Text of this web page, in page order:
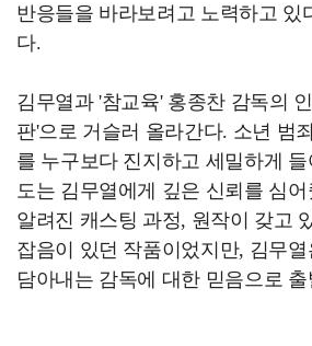
반응들을 바라보려고 노력하고 있
다.
김무열과 '참교육' 홍종찬 감독의
판'으로 거슬러 올라간다. 소년 범
를 누구보다 진지하고 세밀하게
도는 김무열에게 깊은 신뢰를 심
알려진 캐스팅 과정, 원작이 갖고
잡음이 있던 작품이었지만, 김무
담아내는 감독에 대한 믿음으로 출